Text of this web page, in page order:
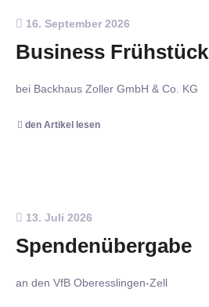
16. September 2026
Business Frühstück
bei Backhaus Zoller GmbH & Co. KG
den Artikel lesen
13. Juli 2026
Spendenübergabe
an den VfB Oberesslingen-Zell